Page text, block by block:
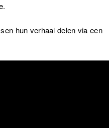
hun verhaal delen via een